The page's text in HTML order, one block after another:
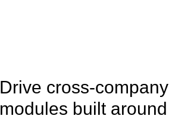
Drive cross-
modules built